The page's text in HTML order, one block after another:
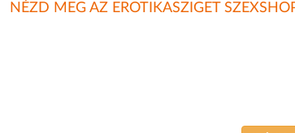
NÉZD MEG AZ EROTIKASZIGET